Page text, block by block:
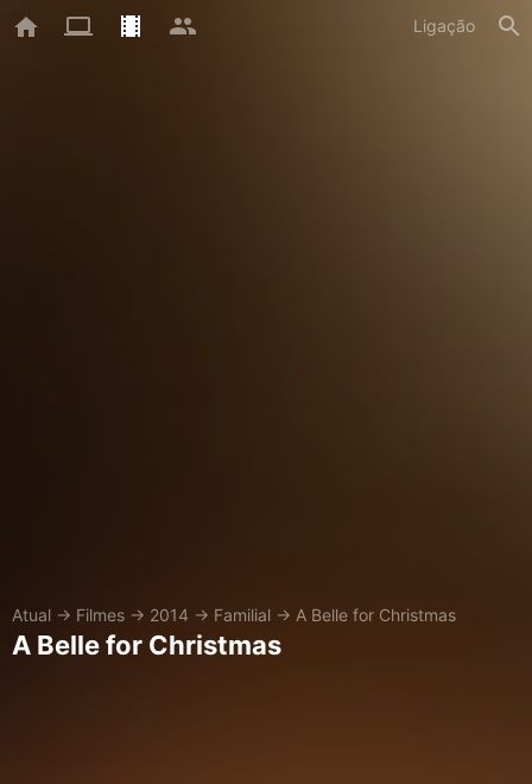
Ligação
Atual → Filmes → 2014 → Familial → A Belle for Christmas
A Belle for Christmas